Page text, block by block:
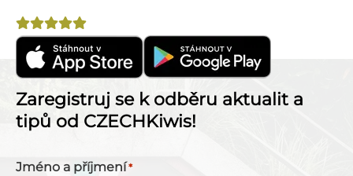
Hodnocení
Zaregistruj se k odběru aktualit a
tipů od CZECHKiwis!
Jméno a příjmení *